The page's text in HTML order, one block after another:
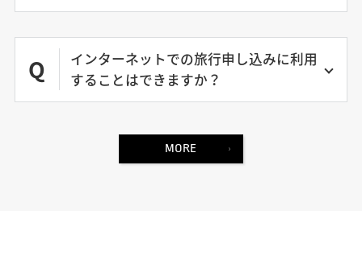
Q
インターネットでの旅行申し込みに利用
することはできますか？
MORE